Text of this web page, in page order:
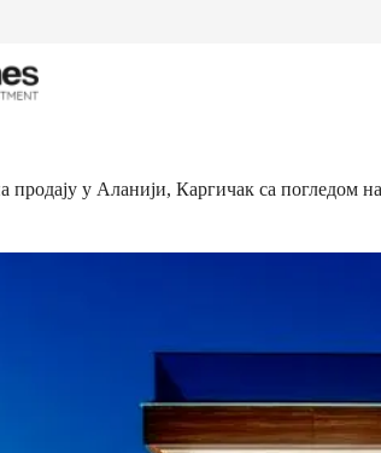
продају у Аланији, Каргичак са погледом